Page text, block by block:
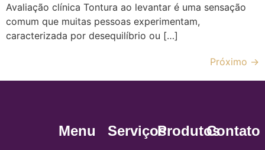
Avaliação clínica Tontura ao levantar é uma sensação
comum que muitas pessoas experimentam,
caracterizada por desequilíbrio ou […]
Próximo →
Menu ServiçosProdutosContato